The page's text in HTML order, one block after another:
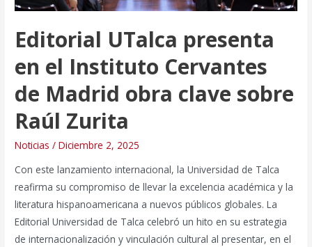
Editorial UTalca presenta
en el Instituto Cervantes
de Madrid obra clave sobre
Raúl Zurita
Noticias /Diciembre 2, 2025
Con este lanzamiento internacional, la Universidad de Talca
reafirma su compromiso de llevar la excelencia académica y la
literatura hispanoamericana a nuevos públicos globales. La
Editorial Universidad de Talca celebró un hito en su estrategia
de internacionalización y vinculación cultural al presentar, en el